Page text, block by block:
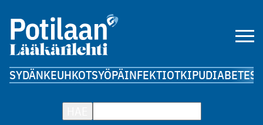
SYDÄNKEUHKOTSYÖPÄINFEKTIOTKIPUDIABETES